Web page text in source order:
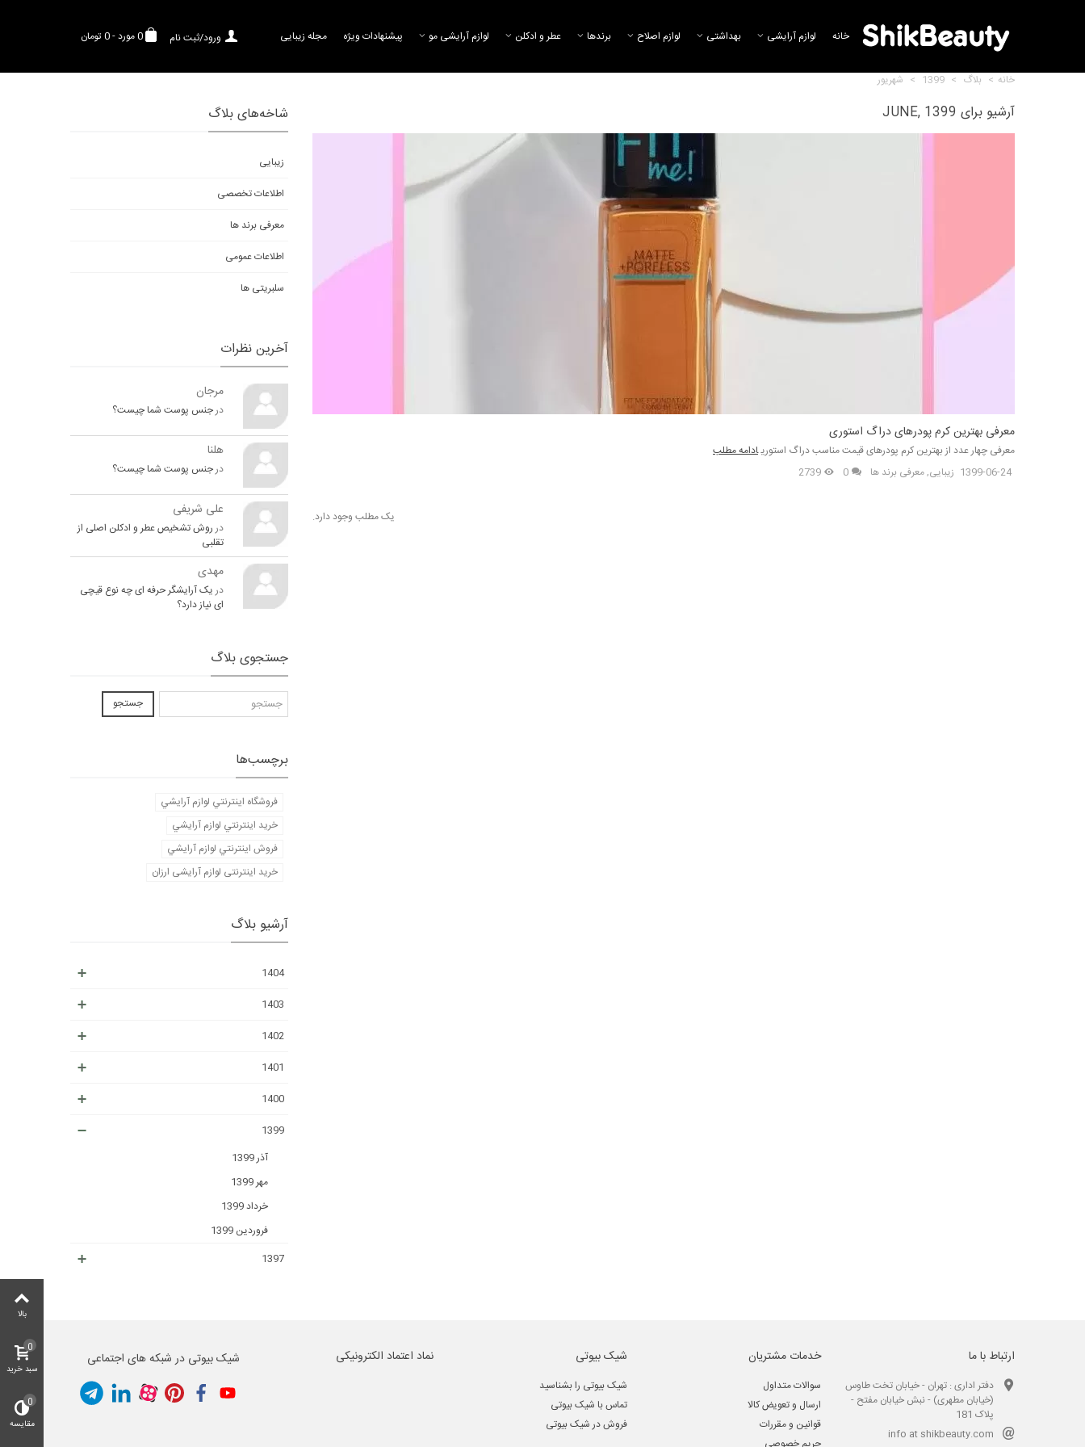
0مورد-0 تومان ورود/ثبت نام خانه لوازم آرایشی بهداشتی لوازم اصلاح برند‌ها عطر و ادکلن لوازم آرایشی مو پیشنهادات ویژه مجله زیبایی
خانه > بلاگ >
1399
> شهریور
آرشیو برای JUNE, 1399
معرفی بهترین کرم پودرهای دراگ استوری
معرفی چهار عدد از بهترین کرم پودر‌های قیمت مناسب دراگ استوری ادامه مطلب
1399-06-24 زیبایی,معرفی برند ها 0
2739
یک مطلب وجود دارد.
شاخه‌های بلاگ
زیبایی
اطلاعات تخصصی
معرفی برند ها
اطلاعات عمومی
سلبریتی ها
آخرین نظرات
مرجان
درجنس پوست شما چیست؟
هلنا
درجنس پوست شما چیست؟
علی شریفی
درروش تشخیص عطر و ادکلن اصلی از
تقلبی
مهدی
دریک آرایشگر حرفه ای چه نوع قیچی
ای نیاز دارد؟
جستجوی بلاگ
جستجو
برچسب‌ها
فروشگاه اينترنتي لوازم آرايشي
خريد اينترنتي لوازم آرايشي
فروش اينترنتي لوازم آرايشي
خرید اینترنتی لوازم آرایشی ارزان
آرشیو بلاگ
1404
1403
1402
1401
1400
1399
آذر 1399
مهر 1399
خرداد 1399
فروردین 1399
1397
ارتباط با ما
دفتر اداری : تهران - خیابان تخت طاوس
(خیابان مطهری) - نبش خیابان مفتح -
پلاک 181
info at shikbeauty.com
خدمات مشتریان
سوالات متداول
ارسال و تعویض کالا
قوانین و مقررات
حریم خصوصی
شیک بیوتی
شیک بیوتی را بشناسید
تماس با شیک بیوتی
فروش در شیک بیوتی
نماد اعتماد الکترونیکی شیک بیوتی در شبکه های اجتماعی
بالا
سبد خرید
0
مقایسه
0